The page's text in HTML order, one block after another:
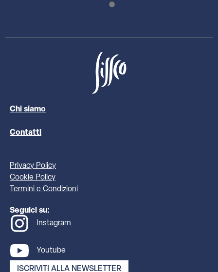
Chi siamo
Contatti
Privacy Policy
Cookie Policy
Termini e Condizioni
Seguici su:
Instagram
Youtube
ISCRIVITI ALLA NEWSLETTER